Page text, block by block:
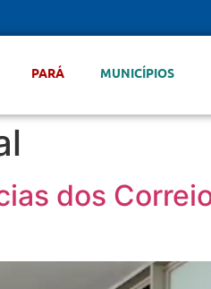
PARÁ MUNICÍPIOS
dos